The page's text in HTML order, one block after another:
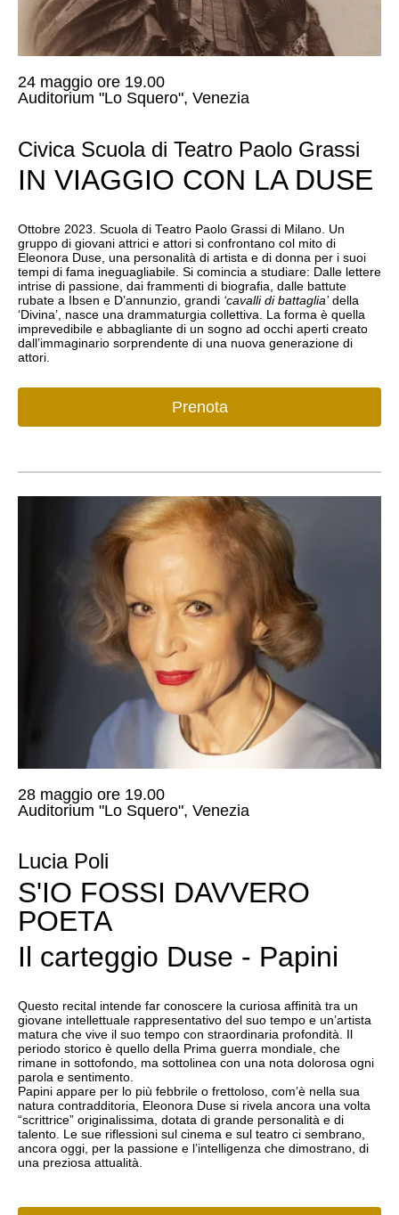
24 maggio ore 19.00
Auditorium "Lo Squero", Venezia
Civica Scuola di Teatro Paolo Grassi
IN VIAGGIO CON LA DUSE
Ottobre 2023. Scuola di Teatro Paolo Grassi di Milano. Un
gruppo di giovani attrici e attori si confrontano col mito di
Eleonora Duse, una personalità di artista e di donna per i suoi
tempi di fama ineguagliabile. Si comincia a studiare: Dalle lettere
intrise di passione, dai frammenti di biografia, dalle battute
rubate a Ibsen e D’annunzio, grandi ‘cavalli di battaglia’della
‘Divina’, nasce una drammaturgia collettiva. La forma è quella
imprevedibile e abbagliante di un sogno ad occhi aperti creato
dall’immaginario sorprendente di una nuova generazione di
attori.
Prenota
28 maggio ore 19.00
Auditorium "Lo Squero", Venezia
Lucia Poli
S'IO FOSSI DAVVERO
POETA
Il carteggio Duse - Papini
Questo recital intende far conoscere la curiosa affinità tra un
giovane intellettuale rappresentativo del suo tempo e un’artista
matura che vive il suo tempo con straordinaria profondità. Il
periodo storico è quello della Prima guerra mondiale, che
rimane in sottofondo, ma sottolinea con una nota dolorosa ogni
parola e sentimento.
Papini appare per lo più febbrile o frettoloso, com’è nella sua
natura contradditoria, Eleonora Duse si rivela ancora una volta
“scrittrice” originalissima, dotata di grande personalità e di
talento. Le sue riflessioni sul cinema e sul teatro ci sembrano,
ancora oggi, per la passione e l’intelligenza che dimostrano, di
una preziosa attualità.